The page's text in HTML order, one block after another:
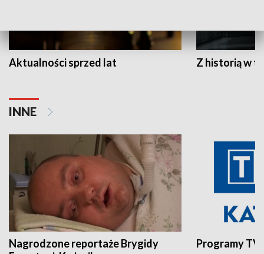
Aktualności sprzed lat Z historią w
INNE
Nagrodzone reportaże Brygidy
Programy